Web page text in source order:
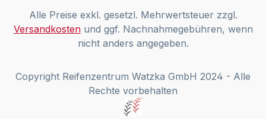
Alle Preise exkl. gesetzl. Mehrwertsteuer zzgl.
Versandkostenund ggf. Nachnahmegebühren, wenn
nicht anders angegeben.
Copyright Reifenzentrum Watzka GmbH 2024 - Alle
Rechte vorbehalten